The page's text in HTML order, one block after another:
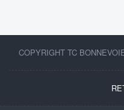
COPYRIGHT TC